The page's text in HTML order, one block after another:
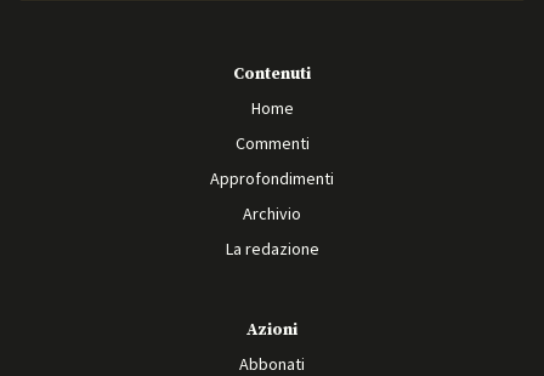
Contenuti
Home
Commenti
Approfondimenti
Archivio
La redazione
Azioni
Abbonati